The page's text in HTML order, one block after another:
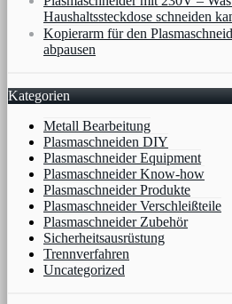
Haushaltssteckdose schneiden
Kopierarm für den
abpausen
Kategorien
Metall Bearbeitung
Plasmaschneiden DIY
Plasmaschneider Equipment
Plasmaschneider Know-how
Plasmaschneider Produkte
Plasmaschneider Verschleißteile
Plasmaschneider Zubehör
Sicherheitsausrüstung
Trennverfahren
Uncategorized